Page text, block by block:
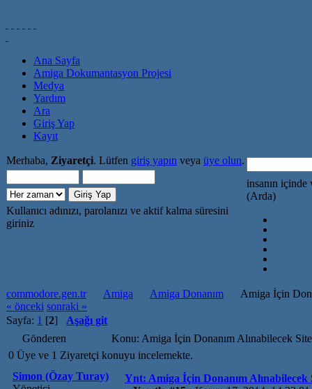
Ana Sayfa
Amiga Dokumantasyon Projesi
Medya
Yardım
Ara
Giriş Yap
Kayıt
Merhaba, Ziyaretçi. Lütfen giriş yapın veya üye olun.
Kullanıcı adınızı, parolanızı ve aktif kalma süresini
giriniz
insanın içinde
(Arda)
commodore.gen.tr Amiga Amiga Donanım
Amiga İçin
« önceki sonraki »
Sayfa: 1 [2] Aşağı git
Gönderen
Konu: Amiga İçin Donanım Alınabilecek
0 Üye ve 1 Ziyaretçi konuyu incelemekte.
Simon (Özay Turay)
Ynt: Amiga İçin Donanım Alınabilecek